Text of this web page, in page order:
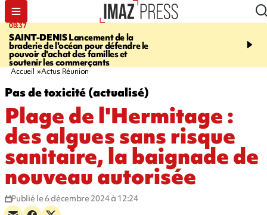
08:37
SAINT-DENISLancement de la
braderie de l'océan pour défendre le
pouvoir d'achat des familles et
soutenir les commerçants
10:44
dragons paradent
Accueil Actus Réunion
Pas de toxicité (actualisé)
Plage de l'Hermitage :
des algues sans risque
sanitaire, la baignade de
nouveau autorisée
Publié le 6 décembre 2024 à 12:24